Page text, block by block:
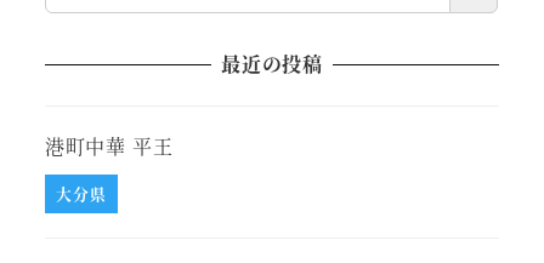
最近の投稿
港町中華 平王
大分県